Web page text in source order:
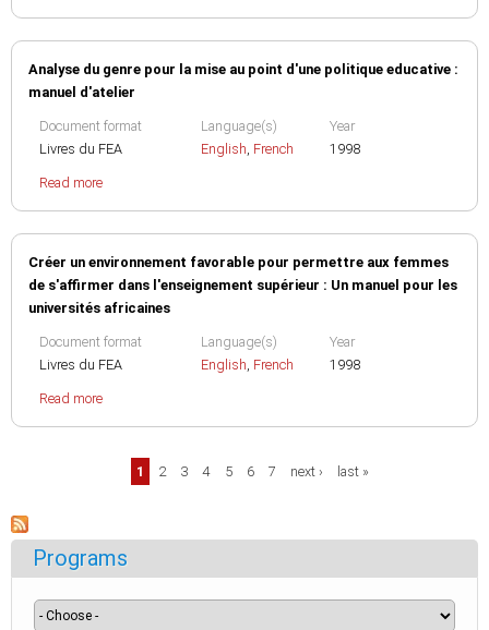
Analyse du genre pour la mise au point d'une politique educative :
manuel d'atelier
Document format
Livres du FEA
Language(s)
English, French
Year
1998
Read more
Créer un environnement favorable pour permettre aux femmes
de s'affirmer dans l'enseignement supérieur : Un manuel pour les
universités africaines
Document format
Livres du FEA
Language(s)
English, French
Year
1998
Read more
1 2 3 4 5 6 7 next › last »
Programs